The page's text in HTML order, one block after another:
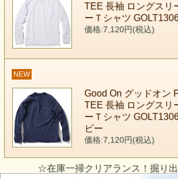
TEE 長袖 ロングスリ
ーＴシャツ
価格:7,120円(税込)
NEW
Good On グッドオン
TEE 長袖 ロングスリ
ーＴシャツ
ビー
価格:7,120円(税込)
☆在庫一掃クリアランス！掘り出